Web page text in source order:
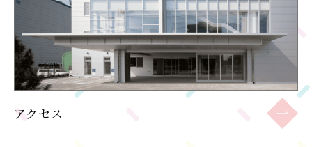
アクセス